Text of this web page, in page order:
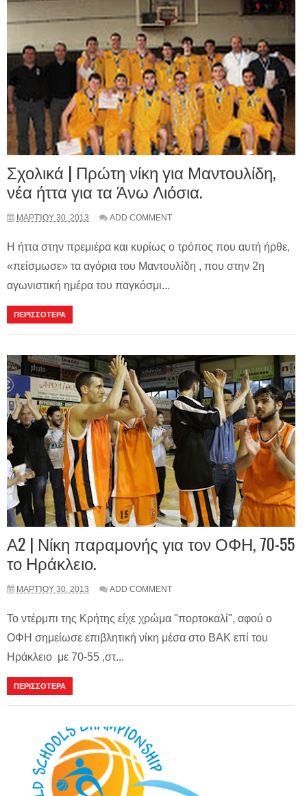
Σχολικά | Πρώτη νίκη για Μαντουλίδη,
νέα ήττα για τα Άνω Λιόσια.
ΜΑΡΤΊΟΥ 30, 2013 ADD COMMENT
Η ήττα στην πρεμιέρα και κυρίως ο τρόπος που αυτή ήρθε,
«πείσμωσε» τα αγόρια του Μαντουλίδη , που στην 2η
αγωνιστική ημέρα του παγκόσμι...
ΠΕΡΙΣΣΟΤΕΡΑ
Α2 | Νίκη παραμονής για τον ΟΦΗ, 70-55
το Ηράκλειο.
ΜΑΡΤΊΟΥ 30, 2013 ADD COMMENT
Το ντέρμπι της Κρήτης είχε χρώμα "πορτοκαλί", αφού o
ΟΦΗ σημείωσε επιβλητική νίκη μέσα στο ΒΑΚ επί του
Ηράκλειο με 70-55 ,στ...
ΠΕΡΙΣΣΟΤΕΡΑ